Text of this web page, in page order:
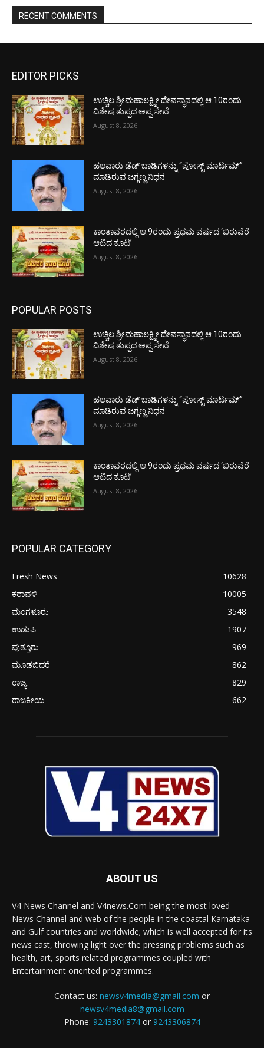
RECENT COMMENTS
EDITOR PICKS
ಉಚ್ಚಿಲ ಶ್ರೀಮಹಾಲಕ್ಷ್ಮೀ ದೇವಸ್ಥಾನದಲ್ಲಿ ಆ.10ರಂದು
ವಿಶೇಷ ತುಪ್ಪದ ಅಪ್ಪ ಸೇವೆ
August 8, 2026
ಹಲವಾರು ಡೆಡ್ ಬಾಡಿಗಳನ್ನು “ಪೋಸ್ಟ್ ಮಾರ್ಟಮ್”
ಮಾಡಿರುವ ಜಗ್ಗಣ್ಣ ನಿಧನ
August 8, 2026
ಕಾಂತಾವರದಲ್ಲಿ ಆ.9ರಂದು ಪ್ರಥಮ ವರ್ಷದ ‘ಬಿರುವೆರೆ
ಆಟಿದ ಕೂಟ’
August 8, 2026
POPULAR POSTS
ಉಚ್ಚಿಲ ಶ್ರೀಮಹಾಲಕ್ಷ್ಮೀ ದೇವಸ್ಥಾನದಲ್ಲಿ ಆ.10ರಂದು
ವಿಶೇಷ ತುಪ್ಪದ ಅಪ್ಪ ಸೇವೆ
August 8, 2026
ಹಲವಾರು ಡೆಡ್ ಬಾಡಿಗಳನ್ನು “ಪೋಸ್ಟ್ ಮಾರ್ಟಮ್”
ಮಾಡಿರುವ ಜಗ್ಗಣ್ಣ ನಿಧನ
August 8, 2026
ಕಾಂತಾವರದಲ್ಲಿ ಆ.9ರಂದು ಪ್ರಥಮ ವರ್ಷದ ‘ಬಿರುವೆರೆ
ಆಟಿದ ಕೂಟ’
August 8, 2026
POPULAR CATEGORY
Fresh News
10628
ಕರಾವಳಿ
10005
ಮಂಗಳೂರು
3548
ಉಡುಪಿ
1907
ಪುತ್ತೂರು
969
ಮೂಡಬಿದರೆ
862
ರಾಜ್ಯ
829
ರಾಜಕೀಯ
662
ABOUT US
V4 News Channel and V4news.Com being the most loved
News Channel and web of the people in the coastal Karnataka
and Gulf countries and worldwide; which is well accepted for its
news cast, throwing light over the pressing problems such as
health, art, sports related programmes coupled with
Entertainment oriented programmes.
Contact us: newsv4media@gmail.com or
newsv4media8@gmail.com
Phone: 9243301874or 9243306874